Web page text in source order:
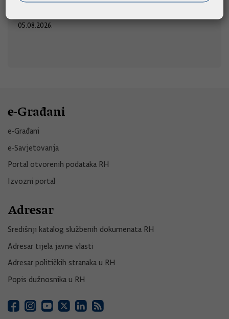
srijedu, 5. kolovoza 2026., u Kninu.
05.08.2026.
e-Građani
e-Građani
e-Savjetovanja
Portal otvorenih podataka RH
Izvozni portal
Adresar
Središnji katalog službenih dokumenata RH
Adresar tijela javne vlasti
Adresar političkih stranaka u RH
Popis dužnosnika u RH